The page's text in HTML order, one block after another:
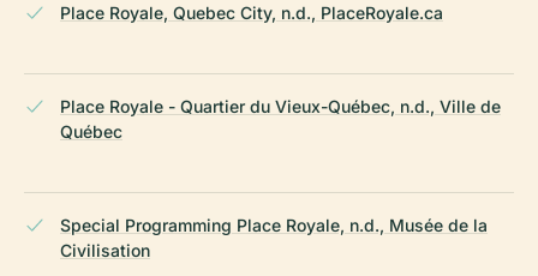
Place Royale, Quebec City, n.d., PlaceRoyale.ca
Place Royale - Quartier du Vieux-Québec, n.d., Ville de
Québec
Special Programming Place Royale, n.d., Musée de la
Civilisation